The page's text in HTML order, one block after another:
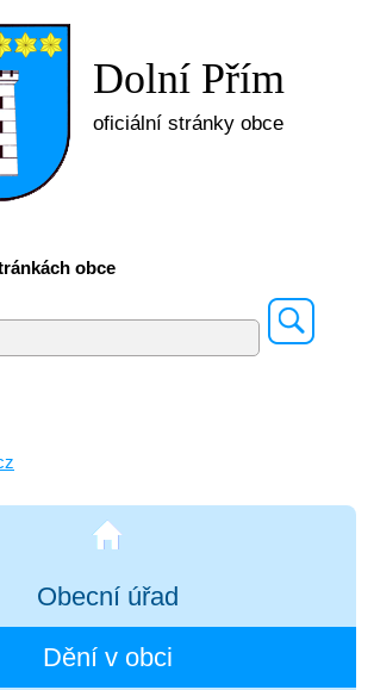
Dolní Přím
oficiální stránky obce
obce
Obecní úřad
Dění v obci